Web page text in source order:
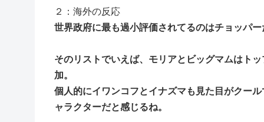
２：海外の反応
世界政府に最も過小評価されてるのはチョッパー
そのリストでいえば、モリアとビッグマムはト
加。
個人的にイワンコフとイナズマも見た目がクー
ャラクターだと感じるね。